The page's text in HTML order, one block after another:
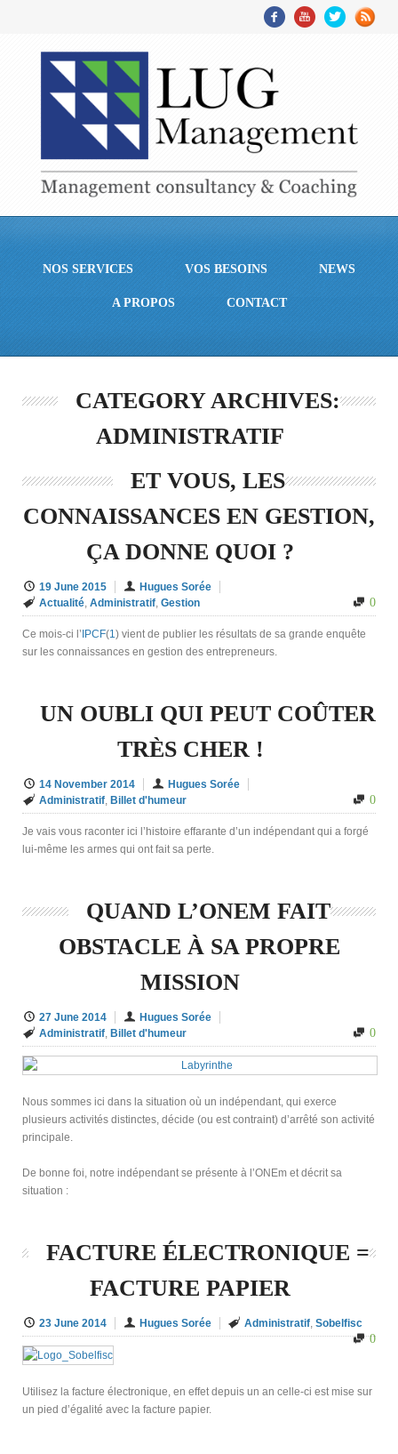
NOS SERVICES VOS BESOINS NEWS
A PROPOS CONTACT
CATEGORY ARCHIVES:
ADMINISTRATIF
ET VOUS, LES
CONNAISSANCES EN GESTION,
ÇA DONNE QUOI ?
19 June 2015
Hugues Sorée
Actualité, Administratif, Gestion 0
Ce mois-ci l’ IPCF(1) vient de publier les résultats de sa grande enquête
sur les connaissances en gestion des entrepreneurs.
UN OUBLI QUI PEUT COÛTER
TRÈS CHER !
14 November 2014
Hugues Sorée
Administratif, Billet d'humeur 0
Je vais vous raconter ici l’histoire effarante d’un indépendant qui a forgé
lui-même les armes qui ont fait sa perte.
QUAND L’ONEM FAIT
OBSTACLE À SA PROPRE
MISSION
27 June 2014
Hugues Sorée
Administratif, Billet d'humeur 0
Nous sommes ici dans la situation où un indépendant, qui exerce
plusieurs activités distinctes, décide (ou est contraint) d’arrêté son activité
principale.
De bonne foi, notre indépendant se présente à l’ONEm et décrit sa
situation :
FACTURE ÉLECTRONIQUE =
FACTURE PAPIER
23 June 2014 Hugues Sorée Administratif, Sobelfisc
0
Utilisez la facture électronique, en effet depuis un an celle-ci est mise sur
un pied d’égalité avec la facture papier.